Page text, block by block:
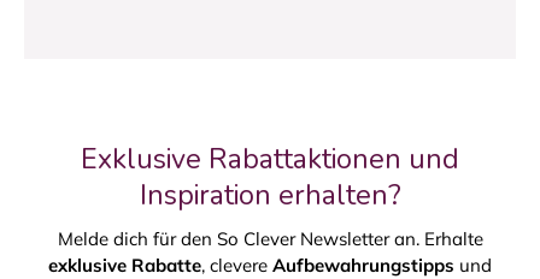
Exklusive Rabattaktionen und
Inspiration erhalten?
Melde dich für den So Clever Newsletter an. Erhalte
exklusive Rabatte, clevere Aufbewahrungstipps und